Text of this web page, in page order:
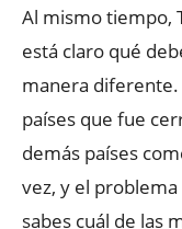
Al mismo tiempo,
está claro qué
manera diferente.
países que fue
demás países
vez, y el
sabes cuál de las